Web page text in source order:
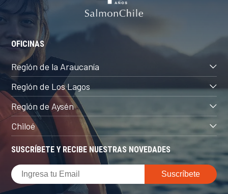
SUSCRÍBETE Y RECIBE NUESTRAS NOVEDADES
OFICINAS
Región de la Araucanía
Región de Los Lagos
Región de Aysén
Chiloé